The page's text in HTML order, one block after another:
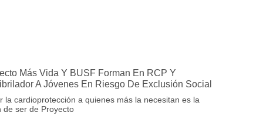
Más Vida Y BUSF Forman En RCP Y
A Jóvenes En Riesgo De Exclusión Social
la cardioprotección a quienes más la necesitan es la
de ser de Proyecto